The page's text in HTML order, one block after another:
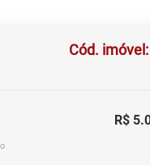
Cód.
R$